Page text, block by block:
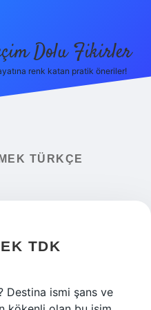
Dolu Fikirler
renk katan pratik öneriler!
TÜRKÇE
TDK
Destina ismi şans ve